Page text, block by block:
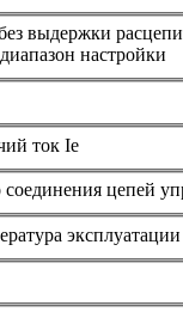
выдержки
настройки
ток Ie
соединения цепей
эксплуатации